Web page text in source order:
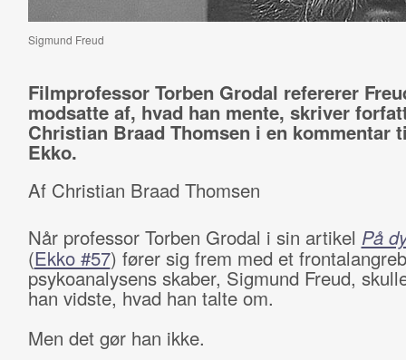
Sigmund Freud
Filmprofessor Torben Grodal refererer
modsatte af, hvad han mente, skriver
Christian Braad Thomsen i en kommentar
Ekko.
Af Christian Braad Thomsen
Når professor Torben Grodal i sin artikel På
(Ekko #57) fører sig frem med et
psykoanalysens skaber, Sigmund Freud,
han vidste, hvad han talte om.
Men det gør han ikke.